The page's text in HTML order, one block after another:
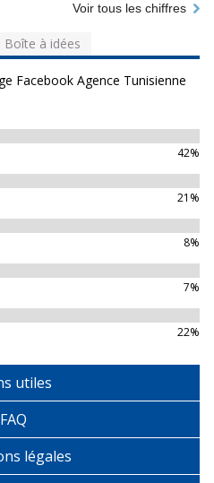
Voir tous les chiffres
Boîte à idées
Facebook Agence Tunisienne
42%
21%
8%
7%
22%
utiles
FAQ
légales